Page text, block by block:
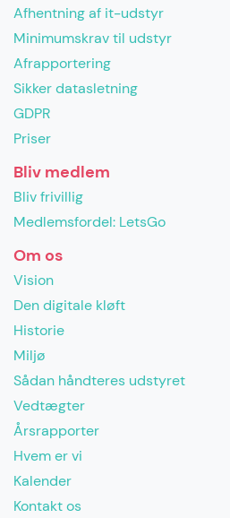
Afhentning af it-udstyr
Minimumskrav til udstyr
Afrapportering
Sikker datasletning
GDPR
Priser
Bliv medlem
Bliv frivillig
Medlemsfordel: LetsGo
Om os
Vision
Den digitale kløft
Historie
Miljø
Sådan håndteres udstyret
Vedtægter
Årsrapporter
Hvem er vi
Kalender
Kontakt os